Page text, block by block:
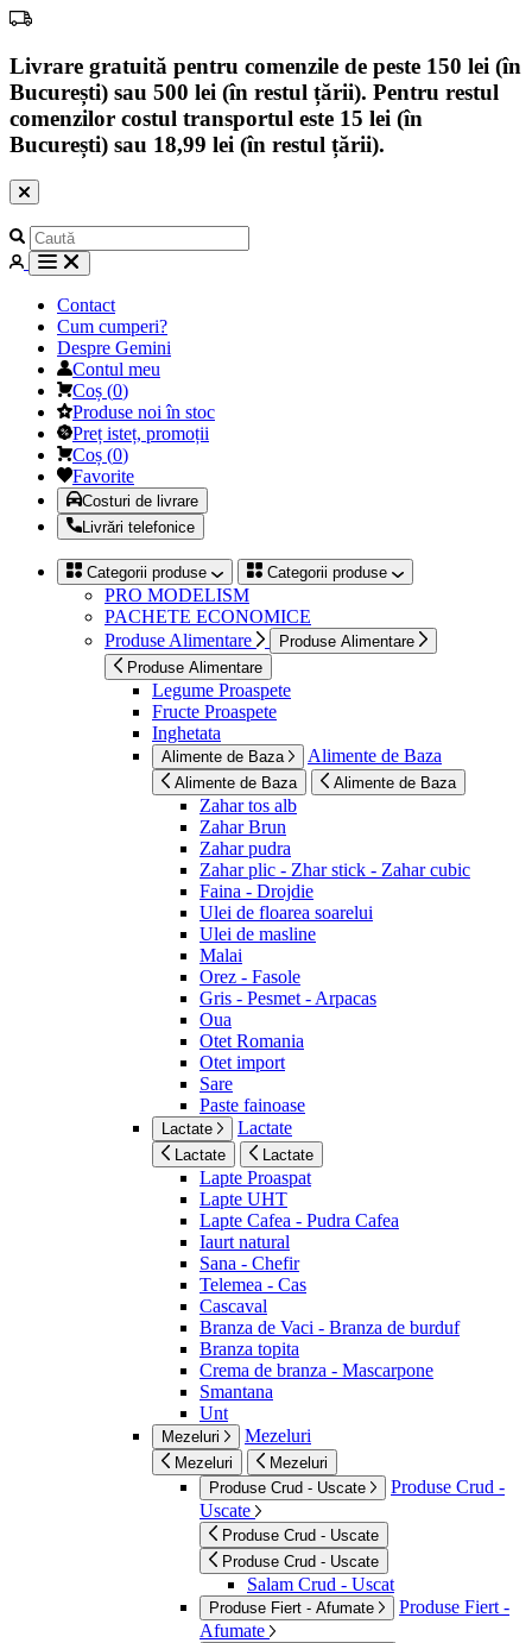
Livrare gratuită pentru comenzile de peste 150 lei (în
București) sau 500 lei (în restul țării). Pentru restul
comenzilor costul transportul este 15 lei (în
București) sau 18,99 lei (în restul țării).
Contact
Cum cumperi?
Despre Gemini
Contul meu
Coș (0)
Produse noi în stoc
Preț isteț, promoții
Coș (0)
Favorite
Costuri de livrare
Livrări telefonice
Categorii produse Categorii produse
PRO MODELISM
PACHETE ECONOMICE
Produse Alimentare
Produse Alimentare
Produse Alimentare
Legume Proaspete
Fructe Proaspete
Inghetata
Alimente de Baza Alimente de Baza
Alimente de Baza Alimente de Baza
Zahar tos alb
Zahar Brun
Zahar pudra
Zahar plic - Zhar stick - Zahar cubic
Faina - Drojdie
Ulei de floarea soarelui
Ulei de masline
Malai
Orez - Fasole
Gris - Pesmet - Arpacas
Oua
Otet Romania
Otet import
Sare
Paste fainoase
Lactate Lactate
Lactate Lactate
Lapte Proaspat
Lapte UHT
Lapte Cafea - Pudra Cafea
Iaurt natural
Sana - Chefir
Telemea - Cas
Cascaval
Branza de Vaci - Branza de burduf
Branza topita
Crema de branza - Mascarpone
Smantana
Unt
Mezeluri Mezeluri
Mezeluri
Mezeluri
Produse Crud - Uscate
Produse Crud -
Uscate
Produse Crud - Uscate
Produse Crud - Uscate
Salam Crud - Uscat
Produse Fiert - Afumate
Produse Fiert -
Afumate